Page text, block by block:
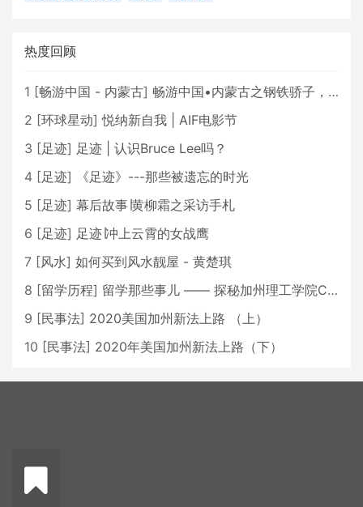
热度回顾
1 [畅游中国 - 内蒙古] 畅游中国•内蒙古之钢铁骄子，魅力包头
2 [环球星动] 悦纳新自我 | AIF电影节
3 [足迹] 足迹 | 认识Bruce Lee吗？
4 [足迹]
《足迹》---那些被遗忘的时光
5 [足迹] 幕后故事∣黄柳霜之采访手札
6 [足迹] 足迹∣冲上云霄的女战鹰
7 [风水] 如何买到风水靓屋 - 黄楚琪
8 [留学历程] 留学那些事儿 —— 探秘加州理工学院Caltech博士生活 [上集]
9 [民事法] 2020美国加州新法上路 （上）
10 [民事法] 2020年美国加州新法上路（下）